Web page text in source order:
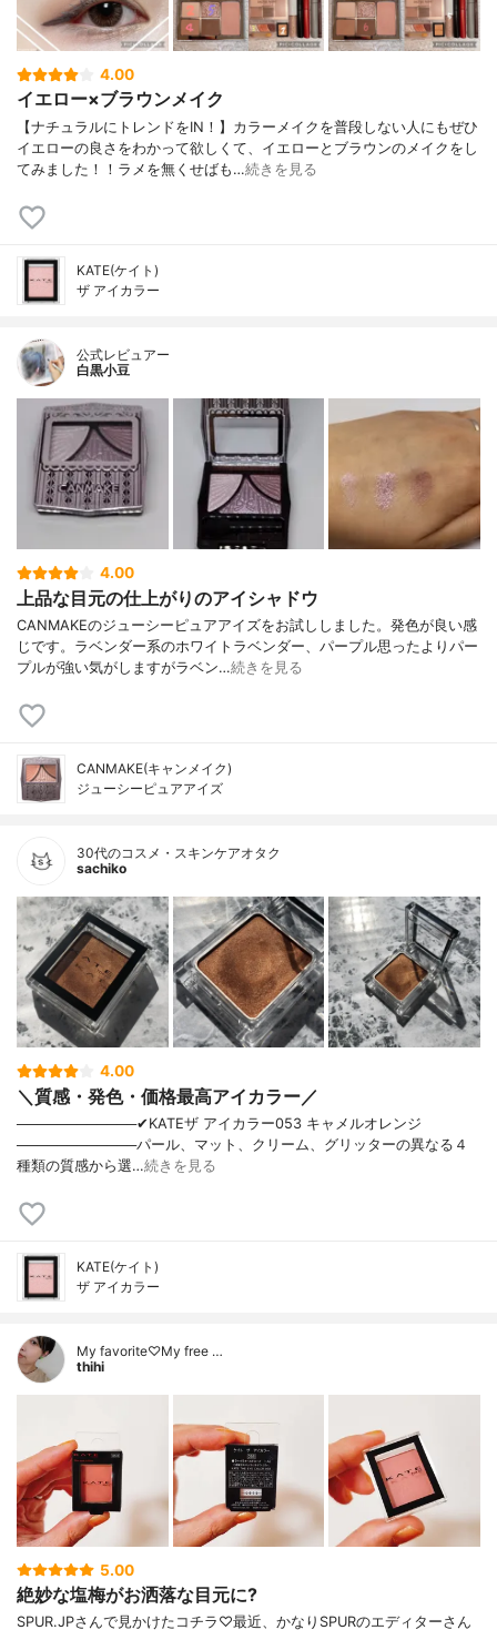
4.00
イエロー×ブラウンメイク
【ナチュラルにトレンドをIN！】カラーメイクを普段しない人にもぜひ
イエローの良さをわかって欲しくて、イエローとブラウンのメイクをし
てみました！！ラメを無くせばも…続きを見る
KATE(ケイト)
ザ アイカラー
公式レビュアー
白黒小豆
4.00
上品な目元の仕上がりのアイシャドウ
CANMAKEのジューシーピュアアイズをお試ししました。発色が良い感
じです。ラベンダー系のホワイトラベンダー、パープル思ったよりパー
プルが強い気がしますがラベン…続きを見る
CANMAKE(キャンメイク)
ジューシーピュアアイズ
30代のコスメ・スキンケアオタク
sachiko
4.00
＼質感・発色・価格最高アイカラー／
────────────✔︎KATEザ アイカラー053 キャメルオレンジ
────────────パール、マット、クリーム、グリッターの異なる４
種類の質感から選…続きを見る
KATE(ケイト)
ザ アイカラー
My favorite♡My free …
thihi
5.00
絶妙な塩梅がお洒落な目元に?
SPUR.JPさんで見かけたコチラ♡最近、かなりSPURのエディターさん